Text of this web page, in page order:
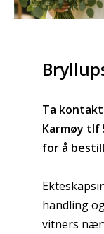
Ta
Karmøy tlf
for å
handling
vitners